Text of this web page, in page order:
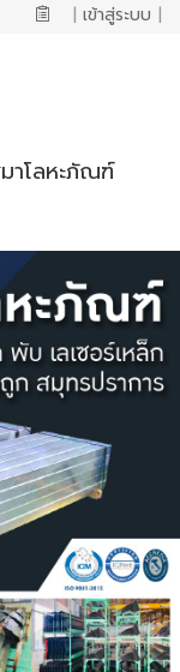
| เข้าสู่ระบบ |
าโลหะภัณฑ์